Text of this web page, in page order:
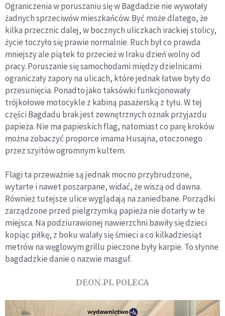
Ograniczenia w poruszaniu się w Bagdadzie nie wywołały
żadnych sprzeciwów mieszkańców. Być może dlatego, że
kilka przecznic dalej, w bocznych uliczkach irackiej stolicy,
życie toczyło się prawie normalnie. Ruch był co prawda
mniejszy ale piątek to przecież w Iraku dzień wolny od
pracy. Poruszanie się samochodami między dzielnicami
ograniczały zapory na ulicach, które jednak łatwe były do
przesunięcia. Ponadto jako taksówki funkcjonowały
trójkołowe motocykle z kabiną pasażerską z tyłu. W tej
części Bagdadu brak jest zewnętrznych oznak przyjazdu
papieża. Nie ma papieskich flag, natomiast co parę kroków
można zobaczyć proporce imama Husajna, otoczonego
przez szyitów ogromnym kultem.
Flagi ta przeważnie są jednak mocno przybrudzone,
wytarte i nawet poszarpane, widać, że wiszą od dawna.
Również tutejsze ulice wyglądają na zaniedbane. Porządki
zarządzone przed pielgrzymką papieża nie dotarły w te
miejsca. Na podziurawionej nawierzchni bawiły się dzieci
kopiąc piłkę, z boku walały się śmieci a co kilkadziesiąt
metrów na węglowym grillu pieczone były karpie. To słynne
bagdadzkie danie o nazwie masguf.
DEON.PL POLECA